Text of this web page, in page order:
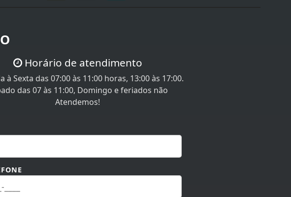
Horário de atendimento
à Sexta das 07:00 às 11:00 horas, 13:00 às 17:00.
das 07 às 11:00, Domingo e feriados não
Atendemos!